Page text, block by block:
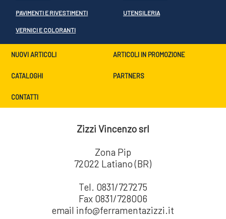
PAVIMENTI E RIVESTIMENTI UTENSILERIA
VERNICI E COLORANTI
NUOVI ARTICOLI ARTICOLI IN PROMOZIONE
CATALOGHI PARTNERS
CONTATTI
Zizzi Vincenzo srl
Zona Pip
72022 Latiano (BR)
Tel. 0831/727275
Fax 0831/728006
email info@ferramentazizzi.it